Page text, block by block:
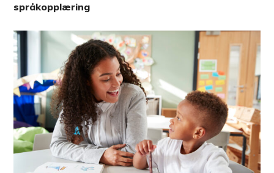
språkopplæring